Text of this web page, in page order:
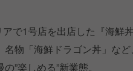
で1号店を出店した『海鮮
物「海鮮ドラゴン丼」な
”楽しめる”新業態。